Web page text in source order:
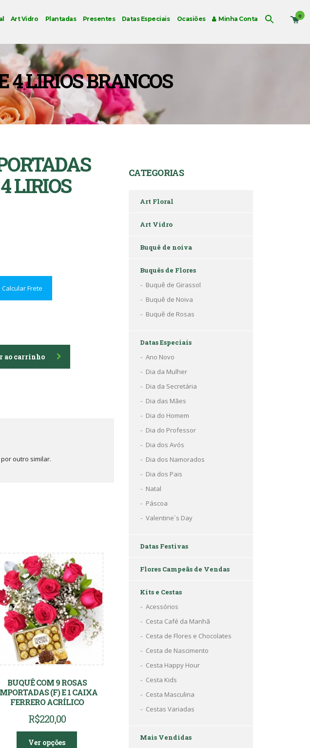
0
Art Vidro Plantadas Presentes Datas Especiais Ocasiões Minha Conta
4 LIRIOS BRANCOS
LIRIOS
Calcular Frete
ao carrinho
outro similar.
BUQUÊ COM 9 ROSAS
(F) E 1 CAIXA
FERRERO ACRÍLICO
R$220,00
Ver opções
CATEGORIAS
Art Floral
Art Vidro
Buquê de noiva
Buquês de Flores
Buquê de Girassol
Buquê de Noiva
Buquê de Rosas
Datas Especiais
Ano Novo
Dia da Mulher
Dia da Secretária
Dia das Mães
Dia do Homem
Dia do Professor
Dia dos Avós
Dia dos Namorados
Dia dos Pais
Natal
Páscoa
Valentine´s Day
Datas Festivas
Flores Campeãs de Vendas
Kits e Cestas
Acessórios
Cesta Café da Manhã
Cesta de Flores e Chocolates
Cesta de Nascimento
Cesta Happy Hour
Cesta Kids
Cesta Masculina
Cestas Variadas
Mais Vendidas